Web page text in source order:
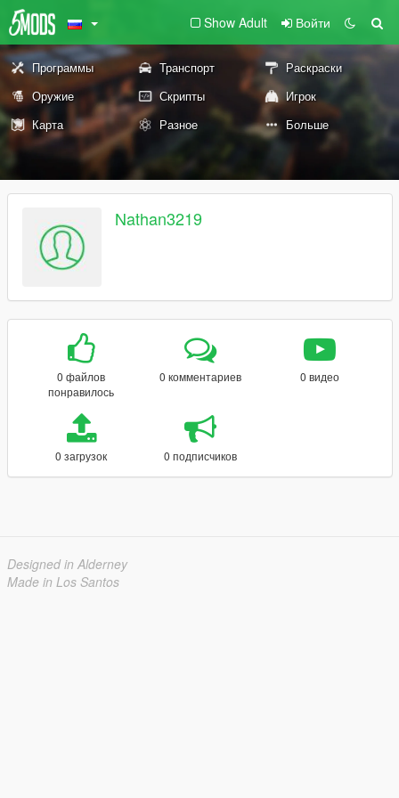
Show Adult Войти
Программы Транспорт
Раскраски
Оружие
Скрипты
Игрок
Карта
Разное Больше
Nathan3219
0 файлов
понравилось
0 комментариев 0 видео
0 загрузок 0 подписчиков
Designed in Alderney
Made in Los Santos